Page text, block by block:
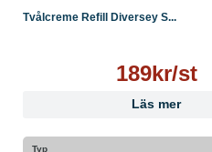
Tvålcreme Refill Diversey S...
189kr/st
Läs mer
Typ